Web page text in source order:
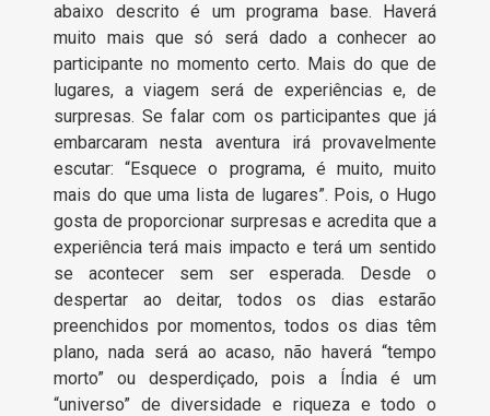
abaixo descrito é um programa base. Haverá
muito mais que só será dado a conhecer ao
participante no momento certo. Mais do que de
lugares, a viagem será de experiências e, de
surpresas. Se falar com os participantes que já
embarcaram nesta aventura irá provavelmente
escutar: “Esquece o programa, é muito, muito
mais do que uma lista de lugares”. Pois, o Hugo
gosta de proporcionar surpresas e acredita que a
experiência terá mais impacto e terá um sentido
se acontecer sem ser esperada. Desde o
despertar ao deitar, todos os dias estarão
preenchidos por momentos, todos os dias têm
plano, nada será ao acaso, não haverá “tempo
morto” ou desperdiçado, pois a Índia é um
“universo” de diversidade e riqueza e todo o